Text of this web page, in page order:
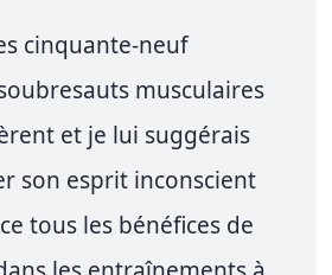
cinquante-neuf
musculaires
et je lui suggérais
son esprit inconscient
tous les bénéfices de